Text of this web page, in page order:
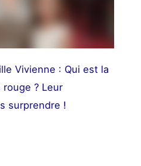
Vivienne : Qui est la
? Leur
surprendre !